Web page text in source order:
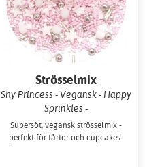
Strösselmix
Shy Princess - Vegansk - Happy
Sprinkles -
Supersöt, vegansk strösselmix -
perfekt för tårtor och cupcakes.